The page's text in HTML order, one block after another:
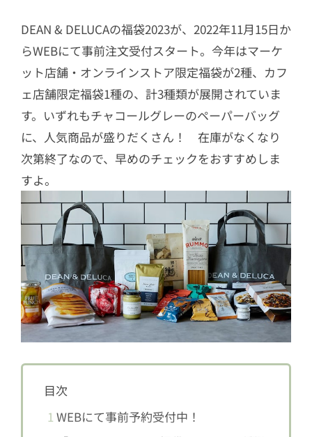
DEAN & DELUCAの福袋2023が、2022年11月15日か
らWEBにて事前注文受付スタート。今年はマーケ
ット店舗・オンラインストア限定福袋が2種、カフ
ェ店舗限定福袋1種の、計3種類が展開されていま
す。いずれもチャコールグレーのペーパーバッグ
に、人気商品が盛りだくさん！ 在庫がなくなり
次第終了なので、早めのチェックをおすすめしま
すよ。
目次
1 WEBにて事前予約受付中！